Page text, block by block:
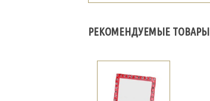
РЕКОМЕНДУЕМЫЕ ТОВАРЫ